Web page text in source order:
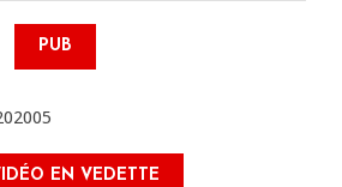
PUB
EN VEDETTE